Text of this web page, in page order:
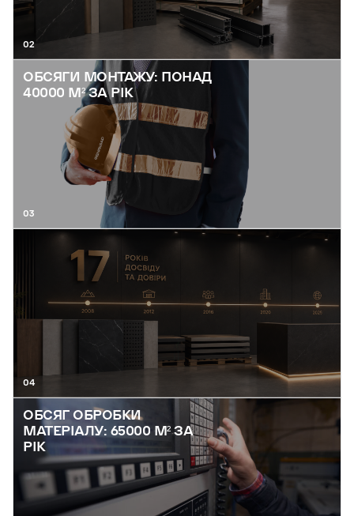
02
ОБСЯГИ МОНТАЖУ: ПОНАД
40000 М² ЗА РІК
03
04
ОБСЯГ ОБРОБКИ
МАТЕРІАЛУ: 65000 М² ЗА
РІК